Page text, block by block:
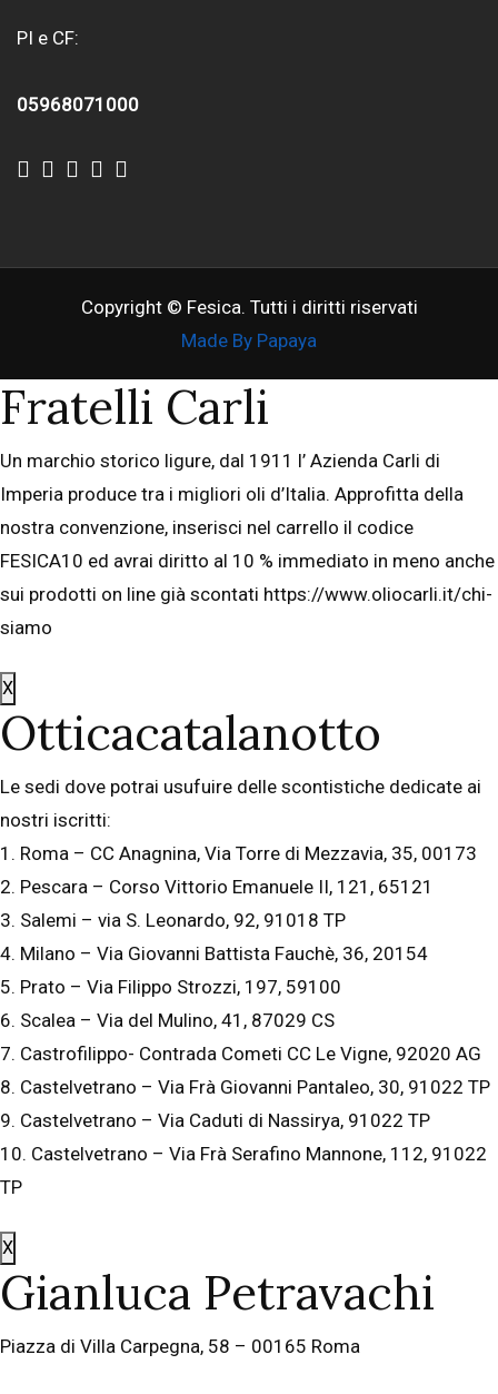
PI e CF:
05968071000
Copyright © Fesica. Tutti i diritti riservati
Made By Papaya
Fratelli Carli
Un marchio storico ligure, dal 1911 l’ Azienda Carli di
Imperia produce tra i migliori oli d’Italia. Approfitta della
nostra convenzione, inserisci nel carrello il codice
FESICA10 ed avrai diritto al 10 % immediato in meno anche
sui prodotti on line già scontati https://www.oliocarli.it/chi-
siamo
X
Otticacatalanotto
Le sedi dove potrai usufuire delle scontistiche dedicate ai
nostri iscritti:
1. Roma – CC Anagnina, Via Torre di Mezzavia, 35, 00173
2. Pescara – Corso Vittorio Emanuele II, 121, 65121
3. Salemi – via S. Leonardo, 92, 91018 TP
4. Milano – Via Giovanni Battista Fauchè, 36, 20154
5. Prato – Via Filippo Strozzi, 197, 59100
6. Scalea – Via del Mulino, 41, 87029 CS
7. Castrofilippo- Contrada Cometi CC Le Vigne, 92020 AG
8. Castelvetrano – Via Frà Giovanni Pantaleo, 30, 91022 TP
9. Castelvetrano – Via Caduti di Nassirya, 91022 TP
10. Castelvetrano – Via Frà Serafino Mannone, 112, 91022
TP
X
Gianluca Petravachi
Piazza di Villa Carpegna, 58 – 00165 Roma